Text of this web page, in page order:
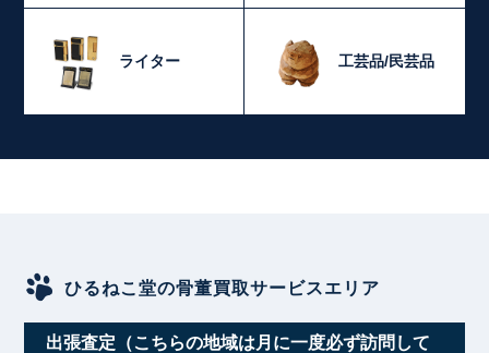
ライター 工芸品/民芸品
ひるねこ堂の骨董買取サービスエリア
出張査定（こちらの地域は月に一度必ず訪問して